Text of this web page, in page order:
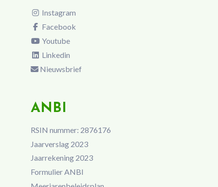
Instagram
Facebook
Youtube
Linkedin
Nieuwsbrief
ANBI
RSIN nummer: 2876176
Jaarverslag 2023
Jaarrekening 2023
Formulier ANBI